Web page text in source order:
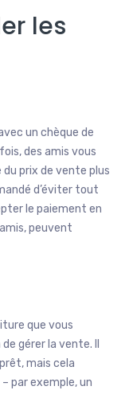
les
un chèque de
des amis vous
prix de vente plus
d’éviter tout
le paiement en
peuvent
que vous
gérer la vente. Il
mais cela
par exemple, un